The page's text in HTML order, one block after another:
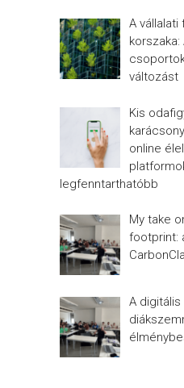
A
változást
Kis
online
legfenntarthatóbb
My take
footprint:
A